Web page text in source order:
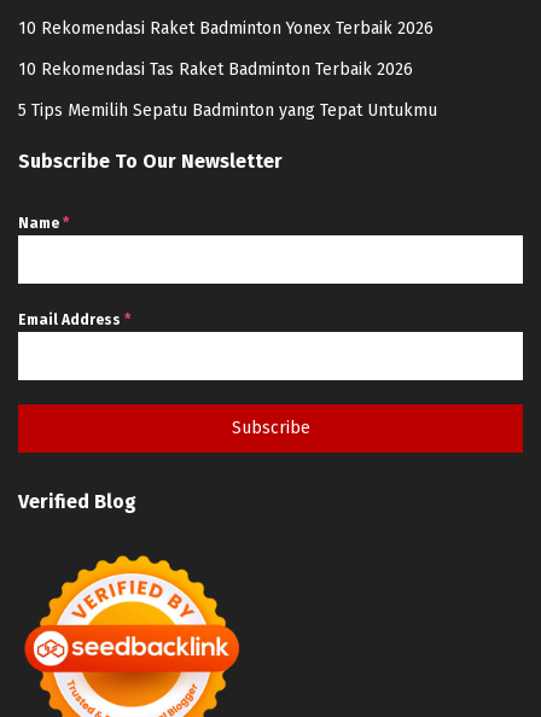
10 Rekomendasi Raket Badminton Yonex Terbaik 2026
10 Rekomendasi Tas Raket Badminton Terbaik 2026
5 Tips Memilih Sepatu Badminton yang Tepat Untukmu
Subscribe To Our Newsletter
Name *
Email Address *
Subscribe
Verified Blog